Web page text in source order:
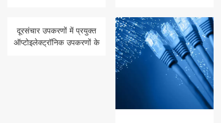
दूरसंचार उपकरणों में प्रयुक्त
ऑप्टोइलेक्ट्रॉनिक उपकरणों के